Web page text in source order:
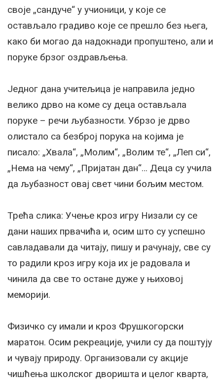
своје „сандуче“ у учионици, у које се
остављало градиво које се прешло без њега,
како би могао да надокнади пропуштено, али и
поруке брзог оздрављења.
Једног дана учитељица је направила једно
велико дрво на коме су деца остављала
поруке – речи љубазности. Убрзо је дрво
олистало са безброј порука на којима је
писало: „Хвала“, „Молим“, „Волим те“, „Леп си“,
„Нема на чему“, „Пријатан дан“… Деца су учила
да љубазност овај свет чини бољим местом.
Трећа слика: Учење кроз игру Низали су се
дани наших првачића и, осим што су успешно
савладавали да читају, пишу и рачунају, све су
то радили кроз игру која их је радовала и
чинила да све то остане дуже у њиховој
меморији.
Физичко су имали и кроз Фрушкогорски
маратон. Осим рекреације, учили су да поштују
и чувају природу. Организовали су акције
чишћења школског дворишта и целог кварта,